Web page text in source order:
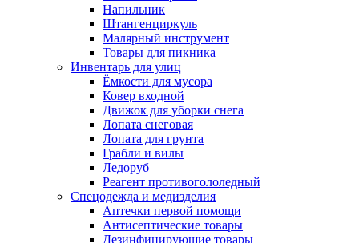
Напильник
Штангенциркуль
Малярный инструмент
Товары для пикника
Инвентарь для улиц
Ёмкости для мусора
Ковер входной
Движок для уборки снега
Лопата снеговая
Лопата для грунта
Грабли и вилы
Ледоруб
Реагент противогололедный
Спецодежда и медизделия
Аптечки первой помощи
Антисептические товары
Дезинфицирующие товары